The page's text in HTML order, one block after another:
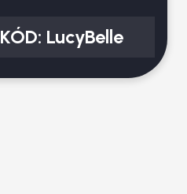
KÓD: LucyBelle